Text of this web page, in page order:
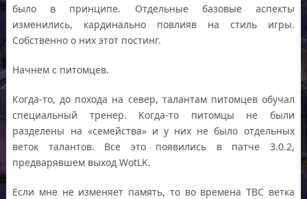
было в принципе. Отдельные базовые аспекты
изменились, кардинально повлияв на стиль игры.
Собственно о них этот постинг.
Начнем с питомцев.
Когда-то, до похода на север, талантам питомцев обучал
специальный тренер. Когда-то питомцы не были
разделены на «семейства» и у них не было отдельных
веток талантов. Все это появились в патче 3.0.2,
предварявшем выход WotLK.
Если мне не изменяет память, то во времена TBC ветка